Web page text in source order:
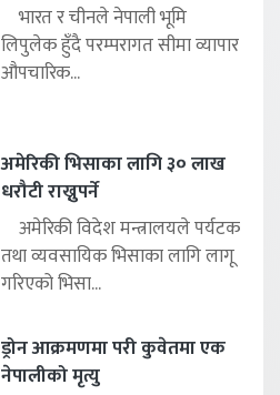
भारत र चीनले नेपाली भूमि
लिपुलेक हुँदै परम्परागत सीमा व्यापार
औपचारिक...
अमेरिकी भिसाका लागि ३० लाख
धरौटी राख्नुपर्ने
अमेरिकी विदेश मन्त्रालयले पर्यटक
तथा व्यवसायिक भिसाका लागि लागू
गरिएको भिसा...
ड्रोन आक्रमणमा परी कुवेतमा एक
नेपालीको मृत्यु